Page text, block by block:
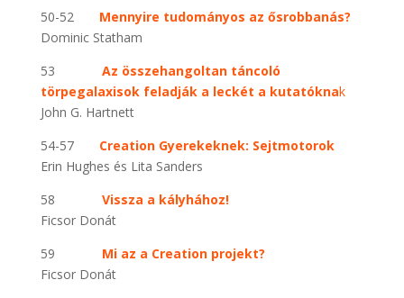
50-52 Mennyire tudományos az ősrobbanás?
Dominic Statham
53 Az összehangoltan táncoló
törpegalaxisok feladják a leckét a kutatóknak
John G. Hartnett
54-57 Creation Gyerekeknek: Sejtmotorok
Erin Hughes és Lita Sanders
58 Vissza a kályhához!
Ficsor Donát
59 Mi az a Creation projekt?
Ficsor Donát